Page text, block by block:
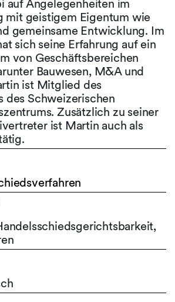
auf Angelegenheiten im
mit geistigem Eigentum wie
gemeinsame Entwicklung. Im
sich seine Erfahrung auf ein
von Geschäftsbereichen
Bauwesen, M&A und
ist Mitglied des
des Schweizerischen
Zusätzlich zu seiner
ist Martin auch als